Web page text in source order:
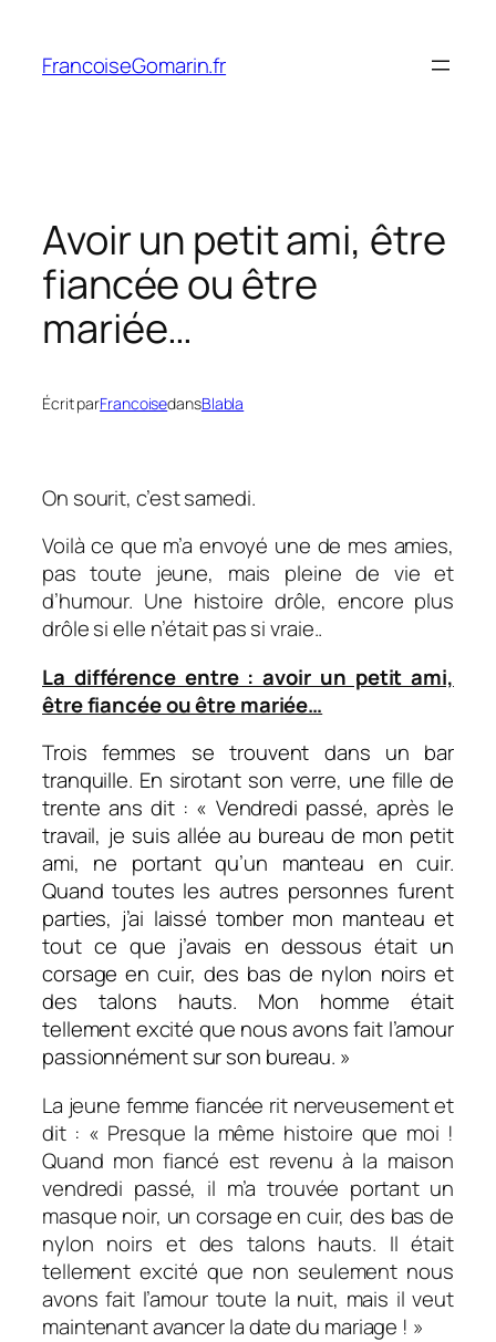
contenu
FrancoiseGomarin.fr
Avoir un petit ami, être
fiancée ou être
mariée…
Écrit parFrancoisedansBlabla
On sourit, c’est samedi.
Voilà ce que m’a envoyé une de mes amies,
pas toute jeune, mais pleine de vie et
d’humour. Une histoire drôle, encore plus
drôle si elle n’était pas si vraie..
La différence entre : avoir un petit ami,
être fiancée ou être mariée…
Trois femmes se trouvent dans un bar
tranquille. En sirotant son verre, une fille de
trente ans dit : « Vendredi passé, après le
travail, je suis allée au bureau de mon petit
ami, ne portant qu’un manteau en cuir.
Quand toutes les autres personnes furent
parties, j’ai laissé tomber mon manteau et
tout ce que j’avais en dessous était un
corsage en cuir, des bas de nylon noirs et
des talons hauts. Mon homme était
tellement excité que nous avons fait l’amour
passionnément sur son bureau. »
La jeune femme fiancée rit nerveusement et
dit : « Presque la même histoire que moi !
Quand mon fiancé est revenu à la maison
vendredi passé, il m’a trouvée portant un
masque noir, un corsage en cuir, des bas de
nylon noirs et des talons hauts. Il était
tellement excité que non seulement nous
avons fait l’amour toute la nuit, mais il veut
maintenant avancer la date du mariage ! »